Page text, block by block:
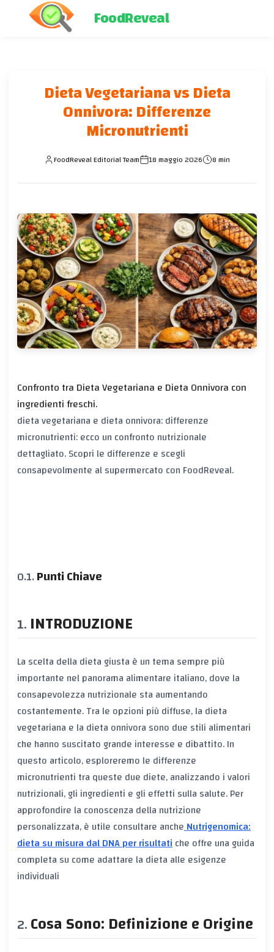
FoodReveal
Dieta Vegetariana vs Dieta
Onnivora: Differenze
Micronutrienti
FoodReveal Editorial Team 18 maggio 2026 8 min
Confronto tra Dieta Vegetariana e Dieta Onnivora con
ingredienti freschi.
dieta vegetariana e dieta onnivora: differenze
micronutrienti: ecco un confronto nutrizionale
dettagliato. Scopri le differenze e scegli
consapevolmente al supermercato con FoodReveal.
Punti Chiave
INTRODUZIONE
La scelta della dieta giusta è un tema sempre più
importante nel panorama alimentare italiano, dove la
consapevolezza nutrizionale sta aumentando
costantemente. Tra le opzioni più diffuse, la dieta
vegetariana e la dieta onnivora sono due stili alimentari
che hanno suscitato grande interesse e dibattito. In
questo articolo, esploreremo le differenze
micronutrienti tra queste due diete, analizzando i valori
nutrizionali, gli ingredienti e gli effetti sulla salute. Per
approfondire la conoscenza della nutrizione
personalizzata, è utile consultare ancheNutrigenomica:
dieta su misura dal DNA per risultatiche offre una guida
completa su come adattare la dieta alle esigenze
individuali
Cosa Sono: Definizione e Origine